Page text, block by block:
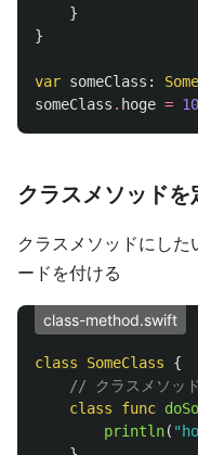
}
}
var someClass :
someClass . hoge = 10
クラスメソッドを
クラスメソッドにした
ードを付ける
class-method.swift
class SomeClass
{
// クラスメソッ
class
func
println(